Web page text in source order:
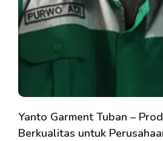
Yanto Garment Tuban –
Berkualitas untuk